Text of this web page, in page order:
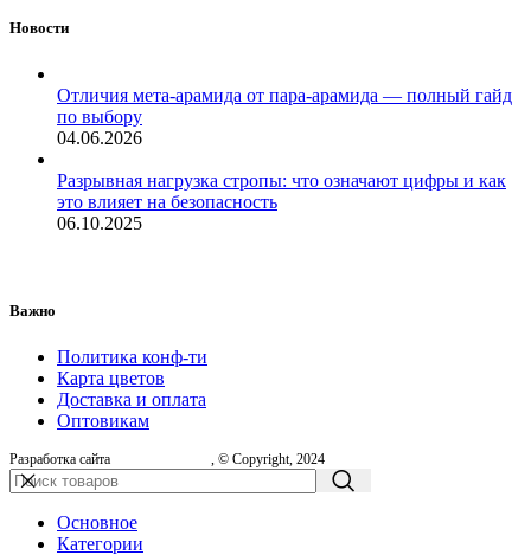
Новости
Отличия мета-арамида от пара-арамида — полный гайд
по выбору
04.06.2026
Разрывная нагрузка стропы: что означают цифры и как
это влияет на безопасность
06.10.2025
Важно
Политика конф-ти
Карта цветов
Доставка и оплата
Оптовикам
Разработка сайта , © Copyright, 2024
Основное
Категории